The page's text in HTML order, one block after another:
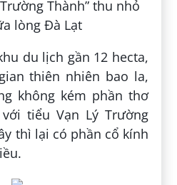
du lịch gần 12 hecta,
thiên nhiên bao la,
không kém phần thơ
tiểu Vạn Lý Trường
thì lại có phần cổ kính